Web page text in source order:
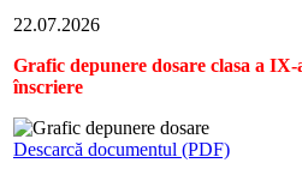
22.07.2026
Grafic depunere dosare clasa a
înscriere
Descarcă documentul (PDF)